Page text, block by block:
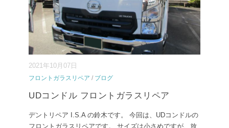
2021年10月07日
フロントガラスリペア / ブログ
UDコンドル フロントガラスリペア
デントリペア I.S.A の鈴木です。 今回は、UDコンドルの
フロントガラスリペアです。 サイズは小さめですが、放